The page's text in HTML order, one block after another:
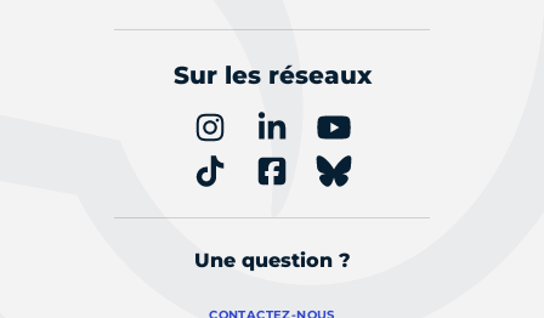
Sur les réseaux
Une question ?